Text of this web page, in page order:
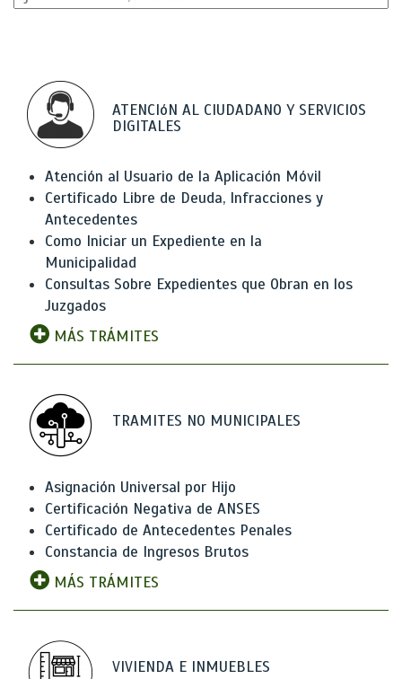
ATENCIóN AL CIUDADANO Y SERVICIOS
DIGITALES
Atención al Usuario de la Aplicación Móvil
Certificado Libre de Deuda, Infracciones y
Antecedentes
Como Iniciar un Expediente en la
Municipalidad
Consultas Sobre Expedientes que Obran en los
Juzgados
MÁS TRÁMITES
TRAMITES NO MUNICIPALES
Asignación Universal por Hijo
Certificación Negativa de ANSES
Certificado de Antecedentes Penales
Constancia de Ingresos Brutos
MÁS TRÁMITES
VIVIENDA E INMUEBLES